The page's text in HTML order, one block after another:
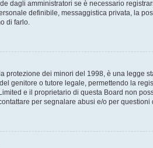
dagli amministratori se è necessario
definibile, messaggistica privata, la
di farlo.
protezione dei minori del 1998, è una legge
genitore o tutore legale, permettendo la
e il proprietario di questa Board non
per segnalare abusi e/o per questioni